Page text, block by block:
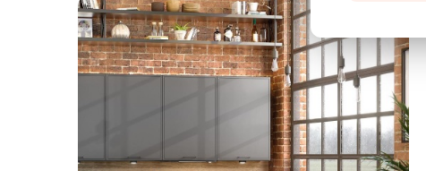
deseti. Kuchyň je krásná a kvalitní. Ochotný
mi pomohla se vším a komunikovala ihned, bez prodlení.
které jsme postupně upravovaly, stejně tak mi poslala i